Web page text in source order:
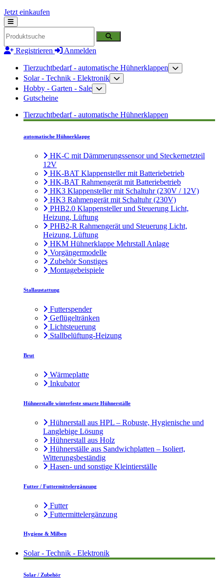
Jetzt einkaufen
Registrieren Anmelden
Tierzuchtbedarf - automatische Hühnerklappen
Solar - Technik - Elektronik
Hobby - Garten - Sale
Gutscheine
Tierzuchtbedarf - automatische Hühnerklappen
automatische Hühnerklappe
HK-C mit Dämmerungssensor und Steckernetzteil
12V
HK-BAT Klappensteller mit Batteriebetrieb
HK-BAT Rahmengerät mit Batteriebetrieb
HK3 Klappensteller mit Schaltuhr (230V / 12V)
HK3 Rahmengerät mit Schaltuhr (230V)
PHB2.0 Klappensteller und Steuerung Licht,
Heizung, Lüftung
PHB2-R Rahmengerät und Steuerung Licht,
Heizung, Lüftung
HKM Hühnerklappe Mehrstall Anlage
Vorgängermodelle
Zubehör Sonstiges
Montagebeispiele
Stallaustattung
Futterspender
Geflügeltränken
Lichtsteuerung
Stallbelüftung-Heizung
Brut
Wärmeplatte
Inkubator
Hühnerstalle winterfeste smarte Hühnerställe
Hühnerstall aus HPL – Robuste, Hygienische und
Langlebige Lösung
Hühnerstall aus Holz
Hühnerställe aus Sandwichplatten – Isoliert,
Witterungsbeständig
Hasen- und sonstige Kleintierställe
Futter / Futtermittelergänzung
Futter
Futtermittelergänzung
Hygiene & Milben
Solar - Technik - Elektronik
Solar / Zubehör